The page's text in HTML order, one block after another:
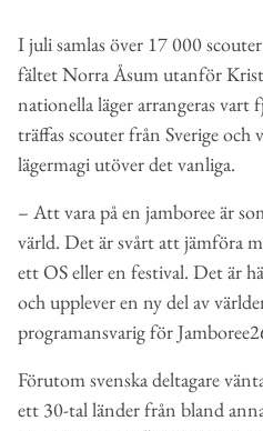
I juli samlas över 17 000
fältet Norra Åsum utanför
nationella läger arrangeras vart
träffas scouter från Sverige
lägermagi utöver det vanliga.
– Att vara på en jamboree är
värld. Det är svårt att jämföra
ett OS eller en festival. Det är
och upplever en ny del av
programansvarig för
Förutom svenska deltagare
ett 30-tal länder från bland